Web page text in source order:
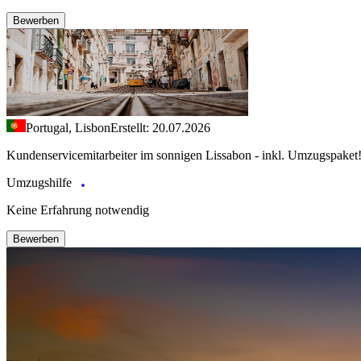
Bewerben
Portugal, LisbonErstellt: 20.07.2026
Kundenservicemitarbeiter im sonnigen Lissabon - inkl. Umzugspaket!
Umzugshilfe
Keine Erfahrung notwendig
Bewerben